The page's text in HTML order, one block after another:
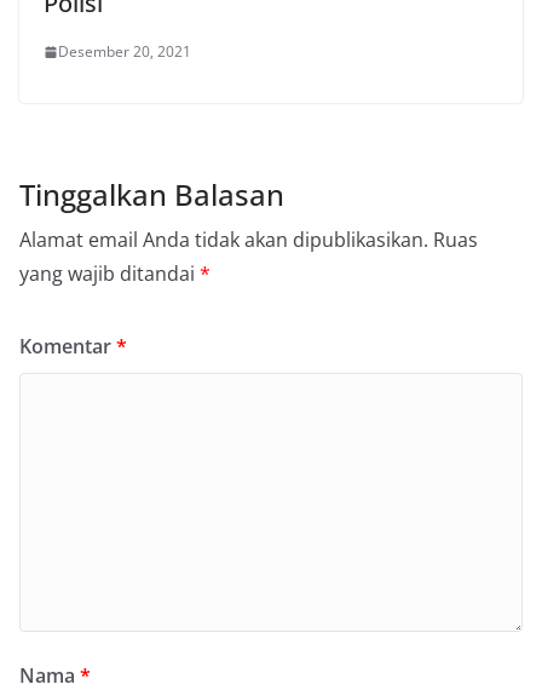
Desember 20, 2021
Tinggalkan Balasan
Alamat email Anda tidak akan dipublikasikan. Ruas
yang wajib ditandai *
Komentar*
Nama *